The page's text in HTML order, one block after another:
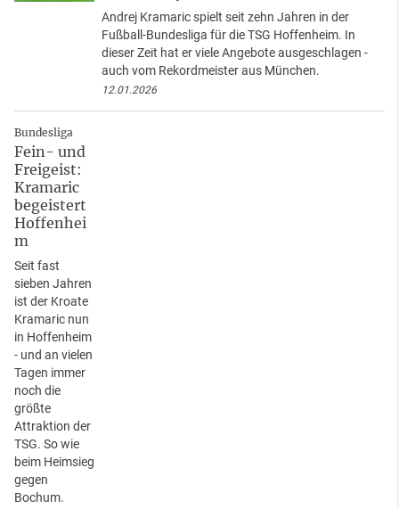
Andrej Kramaric spielt seit zehn Jahren in der
Fußball-Bundesliga für die TSG Hoffenheim. In
dieser Zeit hat er viele Angebote ausgeschlagen -
auch vom Rekordmeister aus München.
12.01.2026
Bundesliga
Fein- und
Freigeist:
Kramaric
begeistert
Hoffenhei
m
Seit fast
sieben Jahren
ist der Kroate
Kramaric nun
in Hoffenheim
- und an vielen
Tagen immer
noch die
größte
Attraktion der
TSG. So wie
beim Heimsieg
gegen
Bochum.